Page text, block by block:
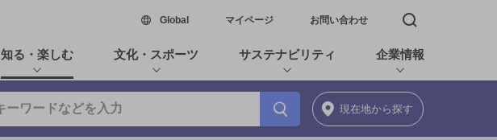
Global新しいウィンドウで開く
マイページ お問い合わせ 検索窓を開く
知る・楽しむ 文化・スポーツ サステナビリティ 企業情報
現在地から探す